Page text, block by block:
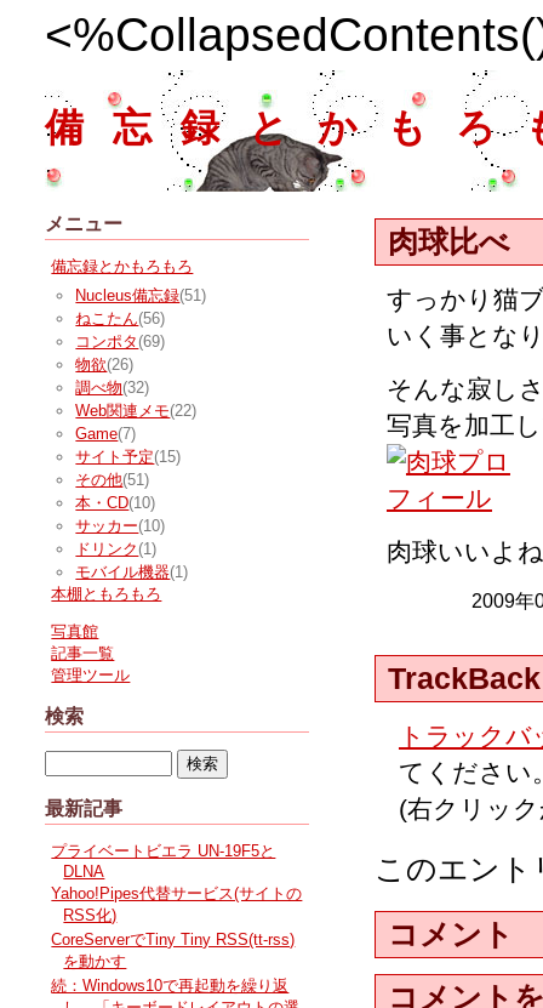
備忘録とかもろ
肉球比べ
すっかり猫
いく事とな
そんな寂し
写真を加工
肉球いいよ
2009年
TrackBack
トラックバ
てください
(右クリッ
このエン
コメント
コメント
メニュー
備忘録とかもろもろ
Nucleus備忘録(51)
ねこたん(56)
コンポタ (69)
物欲(26)
調べ物(32)
Web関連メモ(22)
Game(7)
サイト予定(15)
その他(51)
本・CD(10)
サッカー(10)
ドリンク (1)
モバイル機器(1)
本棚ともろもろ
写真館
記事一覧
管理ツール
検索
最新記事
プライベートビエラ UN-19F5と
DLNA
Yahoo!Pipes代替サービス(サイトの
RSS化)
CoreServerでTiny Tiny RSS(tt-rss)
を動かす
続：Windows10で再起動を繰り返